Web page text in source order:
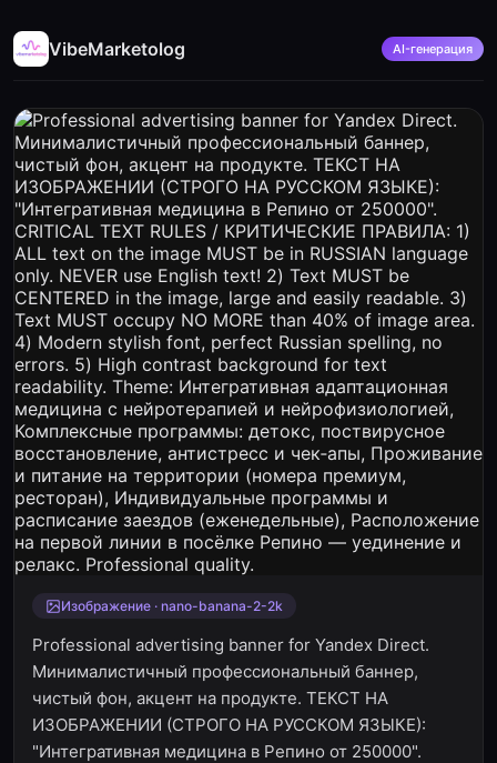
VibeMarketolog AI-генерация
Изображение · nano-banana-2-2k
Professional advertising banner for Yandex Direct.
Минималистичный профессиональный баннер,
чистый фон, акцент на продукте. ТЕКСТ НА
ИЗОБРАЖЕНИИ (СТРОГО НА РУССКОМ ЯЗЫКЕ):
"Интегративная медицина в Репино от 250000".